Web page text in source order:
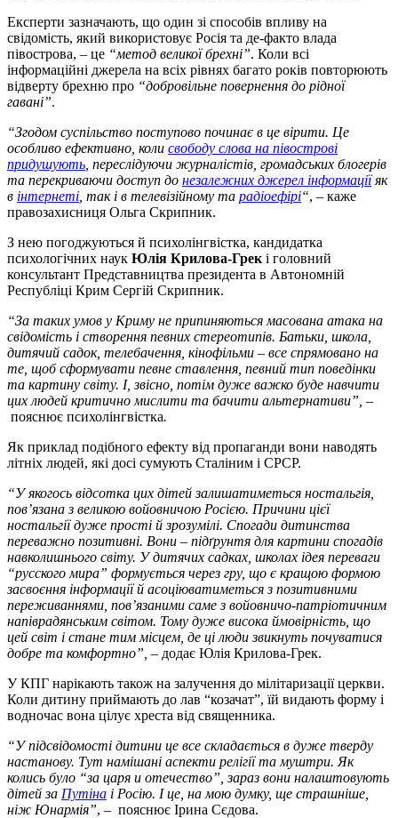
Експерти зазначають, що один зі способів впливу на
свідомість, який використовує Росія та де-факто влада
півострова, – це “метод великої брехні”. Коли всі
інформаційні джерела на всіх рівнях багато років повторюють
відверту брехню про “добровільне повернення до рідної
гавані”.
“Згодом суспільство поступово починає в це вірити. Це
особливо ефективно, коли свободу слова на півострові
придушують , переслідуючи журналістів, громадських блогерів
та перекриваючи доступ до незалежних джерел інформаціїяк
в інтернеті , так і в телевізійному та радіоефірі“, – каже
правозахисниця Ольга Скрипник.
З нею погоджуються й психолінгвістка, кандидатка
психологічних наук Юлія Крилова-Грек і головний
консультант Представництва президента в Автономній
Республіці Крим Сергій Скрипник.
“За таких умов у Криму не припиняються масована атака на
свідомість і створення певних стереотипів. Батьки, школа,
дитячий садок, телебачення, кінофільми – все спрямовано на
те, щоб сформувати певне ставлення, певний тип поведінки
та картину світу. І, звісно, потім дуже важко буде навчити
цих людей критично мислити та бачити альтернативи”, –
пояснює психолінгвістка.
Як приклад подібного ефекту від пропаганди вони наводять
літніх людей, які досі сумують Сталіним і СРСР.
“У якогось відсотка цих дітей залишатиметься ностальгія,
пов’язана з великою войовничою Росією. Причини цієї
ностальгії дуже прості й зрозумілі. Спогади дитинства
переважно позитивні. Вони – підґрунтя для картини спогадів
навколишнього світу. У дитячих садках, школах ідея переваги
“русского мира” формується через гру, що є кращою формою
засвоєння інформації й асоціюватиметься з позитивними
переживаннями, пов’язаними саме з войовничо-патріотичним
напіврадянським світом. Тому дуже висока ймовірність, що
цей світ і стане тим місцем, де ці люди звикнуть почуватися
добре та комфортно”, – додає Юлія Крилова-Грек.
У КПГ нарікають також на залучення до мілітаризації церкви.
Коли дитину приймають до лав “козачат”, їй видають форму і
водночас вона цілує хреста від священника.
“У підсвідомості дитини це все складається в дуже тверду
настанову. Тут намішані аспекти релігії та муштри. Як
колись було “за царя и отечество”, зараз вони налаштовують
дітей за Путіна і Росію. І це, на мою думку, ще страшніше,
ніж Юнармія”, – пояснює Ірина Сєдова.